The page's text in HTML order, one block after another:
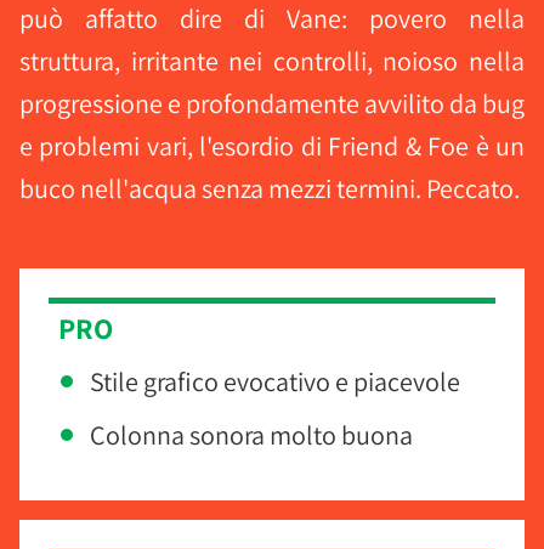
può affatto dire di Vane: povero nella
struttura, irritante nei controlli, noioso nella
progressione e profondamente avvilito da bug
e problemi vari, l'esordio di Friend & Foe è un
buco nell'acqua senza mezzi termini. Peccato.
PRO
Stile grafico evocativo e piacevole
Colonna sonora molto buona